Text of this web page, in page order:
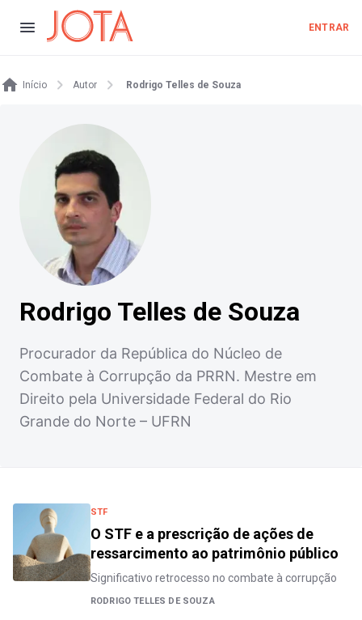
ENTRAR
Início Autor Rodrigo Telles de Souza
Rodrigo Telles de Souza
Procurador da República do Núcleo de
Combate à Corrupção da PRRN. Mestre em
Direito pela Universidade Federal do Rio
Grande do Norte – UFRN
STF
O STF e a prescrição de ações de
ressarcimento ao patrimônio público
Significativo retrocesso no combate à corrupção
RODRIGO TELLES DE SOUZA